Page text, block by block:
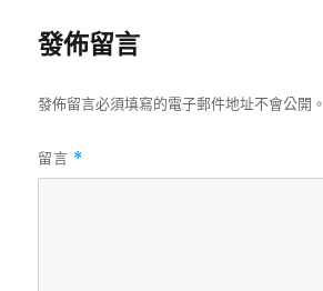
發佈留言
發佈留言必須填寫的電子郵件地址不會公開。
留言 *